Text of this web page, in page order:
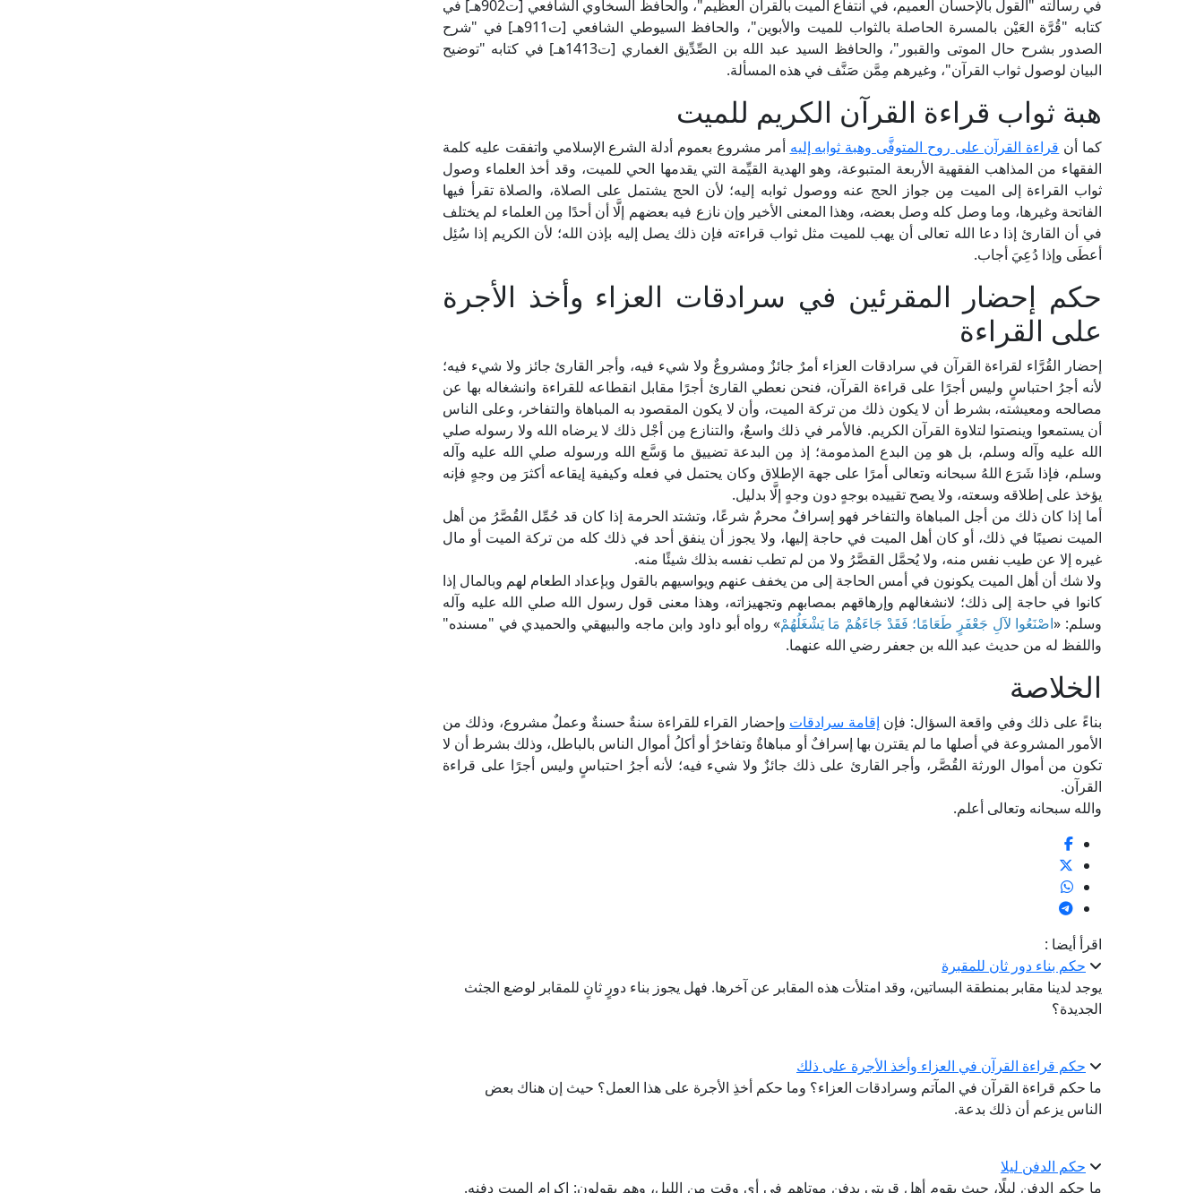
في رسالته "القول بالإحسان العميم، في انتفاع الميت بالقرآن العظيم"، والحافظ السخاوي الشافعي [ت902هـ] في
كتابه "قُرَّة العَيْن بالمسرة الحاصلة بالثواب للميت والأبوين"، والحافظ السيوطي الشافعي [ت911هـ] في "شرح
الصدور بشرح حال الموتى والقبور"، والحافظ السيد عبد الله بن الصِّدِّيق الغماري [ت1413هـ] في كتابه "توضيح
البيان لوصول ثواب القرآن"، وغيرهم مِمَّن صَنَّف في هذه المسألة.
هبة ثواب قراءة القرآن الكريم للميت
كما أن قراءة القرآن على روح المتوفَّى وهبة ثوابه إليه أمر مشروع بعموم أدلة الشرع الإسلامي واتفقت عليه كلمة
الفقهاء من المذاهب الفقهية الأربعة المتبوعة، وهو الهدية القيِّمة التي يقدمها الحي للميت، وقد أخذ العلماء وصول
ثواب القراءة إلى الميت مِن جواز الحج عنه ووصول ثوابه إليه؛ لأن الحج يشتمل على الصلاة، والصلاة تقرأ فيها
الفاتحة وغيرها، وما وصل كله وصل بعضه، وهذا المعنى الأخير وإن نازع فيه بعضهم إلَّا أن أحدًا مِن العلماء لم يختلف
في أن القارئ إذا دعا الله تعالى أن يهب للميت مثل ثواب قراءته فإن ذلك يصل إليه بإذن الله؛ لأن الكريم إذا سُئِل
أعطَى وإذا دُعِيَ أجاب.
حكم إحضار المقرئين في سرادقات العزاء وأخذ الأجرة
على القراءة
إحضار القُرَّاء لقراءة القرآن في سرادقات العزاء أمرٌ جائزٌ ومشروعٌ ولا شيء فيه، وأجر القارئ جائز ولا شيء فيه؛
لأنه أجرُ احتباسٍ وليس أجرًا على قراءة القرآن، فنحن نعطي القارئ أجرًا مقابل انقطاعه للقراءة وانشغاله بها عن
مصالحه ومعيشته، بشرط أن لا يكون ذلك من تركة الميت، وأن لا يكون المقصود به المباهاة والتفاخر، وعلى الناس
أن يستمعوا وينصتوا لتلاوة القرآن الكريم. فالأمر في ذلك واسعٌ، والتنازع مِن أجْل ذلك لا يرضاه الله ولا رسوله صلي
الله عليه وآله وسلم، بل هو مِن البدع المذمومة؛ إذ مِن البدعة تضييق ما وَسَّع الله ورسوله صلي الله عليه وآله
وسلم، فإذا شَرَع اللهُ سبحانه وتعالى أمرًا على جهة الإطلاق وكان يحتمل في فعله وكيفية إيقاعه أكثرَ مِن وجهٍ فإنه
يؤخذ على إطلاقه وسعته، ولا يصح تقييده بوجهٍ دون وجهٍ إلَّا بدليل.
أما إذا كان ذلك من أجل المباهاة والتفاخر فهو إسرافٌ محرمٌ شرعًا، وتشتد الحرمة إذا كان قد حُمِّل القُصَّرُ من أهل
الميت نصيبًا في ذلك، أو كان أهل الميت في حاجة إليها، ولا يجوز أن ينفق أحد في ذلك كله من تركة الميت أو مال
غيره إلا عن طيب نفس منه، ولا يُحمَّل القصَّرُ ولا من لم تطب نفسه بذلك شيئًا منه.
ولا شك أن أهل الميت يكونون في أمس الحاجة إلى من يخفف عنهم ويواسيهم بالقول وبإعداد الطعام لهم وبالمال إذا
كانوا في حاجة إلى ذلك؛ لانشغالهم وإرهاقهم بمصابهم وتجهيزاته، وهذا معنى قول رسول الله صلي الله عليه وآله
وسلم: «اصْنَعُوا لآلِ جَعْفَرٍ طَعَامًا؛ فَقَدْ جَاءَهُمْ مَا يَشْغَلُهُمْ» رواه أبو داود وابن ماجه والبيهقي والحميدي في "مسنده"
واللفظ له من حديث عبد الله بن جعفر رضي الله عنهما.
الخلاصة
بناءً على ذلك وفي واقعة السؤال: فإن إقامة سرادقات وإحضار القراء للقراءة سنةٌ حسنةٌ وعملٌ مشروع، وذلك من
الأمور المشروعة في أصلها ما لم يقترن بها إسرافٌ أو مباهاةٌ وتفاخرٌ أو أكلُ أموال الناس بالباطل، وذلك بشرط أن لا
تكون من أموال الورثة القُصَّر، وأجر القارئ على ذلك جائزٌ ولا شيء فيه؛ لأنه أجرُ احتباسٍ وليس أجرًا على قراءة
القرآن.
والله سبحانه وتعالى أعلم.
اقرأ أيضا :
حكم بناء دور ثان للمقبرة
يوجد لدينا مقابر بمنطقة البساتين، وقد امتلأت هذه المقابر عن آخرها. فهل يجوز بناء دورٍ ثانٍ للمقابر لوضع الجثث
الجديدة؟
حكم قراءة القرآن في العزاء وأخذ الأجرة على ذلك
ما حكم قراءة القرآن في المآتم وسرادقات العزاء؟ وما حكم أخذِ الأجرة على هذا العمل؟ حيث إن هناك بعض
الناس يزعم أن ذلك بدعة.
حكم الدفن ليلا
ما حكم الدفن ليلًا، حيث يقوم أهل قريتي بدفن موتاهم في أي وقت من الليل، وهم يقولون: إكرام الميت دفنه.